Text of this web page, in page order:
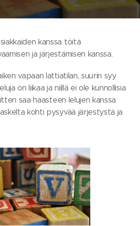
kanssa töitä
ja järjestämisen kanssa.
vapaan lattiatilan, suurin syy
on liikaa ja niillä ei ole kunnollisia
saa haasteen lelujen kanssa
kohti pysyvää järjestystä ja